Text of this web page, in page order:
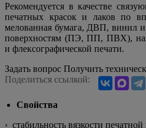
Рекомендуется в качестве
печатных красок и лаков по
мелованная бумага, ДВП, винил
поверхностям (ПЭ, ПП, ПВХ),
и флексографической печати.
Задать вопрос Получить
Поделиться ссылкой:
Свойства
› стабильность вязкости